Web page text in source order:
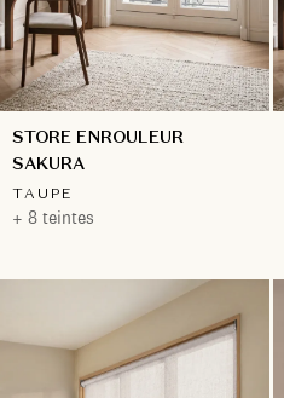
STORE ENROULEUR
SAKURA
TAUPE
+ 8 teintes